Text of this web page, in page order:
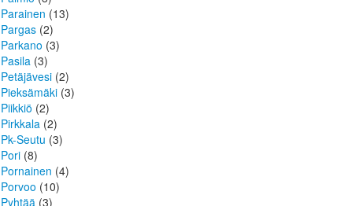
Parainen (13)
Pargas (2)
Parkano (3)
Pasila (3)
Petäjävesi (2)
Pieksämäki (3)
Piikkiö (2)
Pirkkala (2)
Pk-Seutu (3)
Pori (8)
Pornainen (4)
Porvoo (10)
Pyhtää (3)